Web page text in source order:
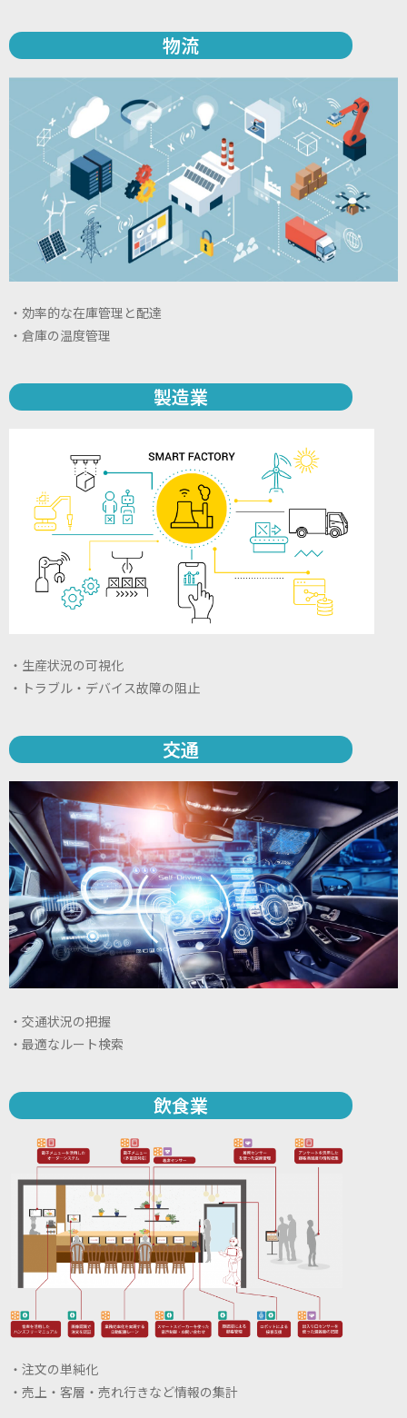
物流
・効率的な在庫管理と配達
・倉庫の温度管理
製造業
・生産状況の可視化
・トラブル・デバイス故障の阻止
交通
・交通状況の把握
・最適なルート検索
飲食業
・注文の単純化
・売上・客層・売れ行きなど情報の集計